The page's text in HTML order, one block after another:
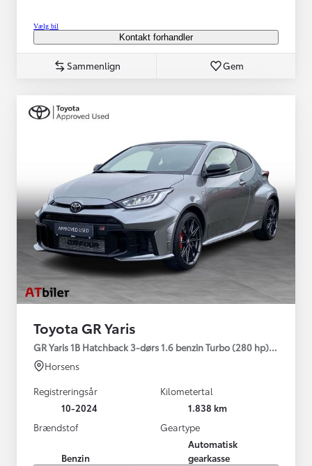
Vælg bil
Kontakt forhandler
Sammenlign Gem
Toyota GR Yaris
GR Yaris 1B Hatchback 3-dørs 1.6 benzin Turbo (280 hp) Aut.
Horsens
Registreringsår
10-2024
Kilometertal
1.838 km
Brændstof
Benzin
Geartype
Automatisk
gearkasse